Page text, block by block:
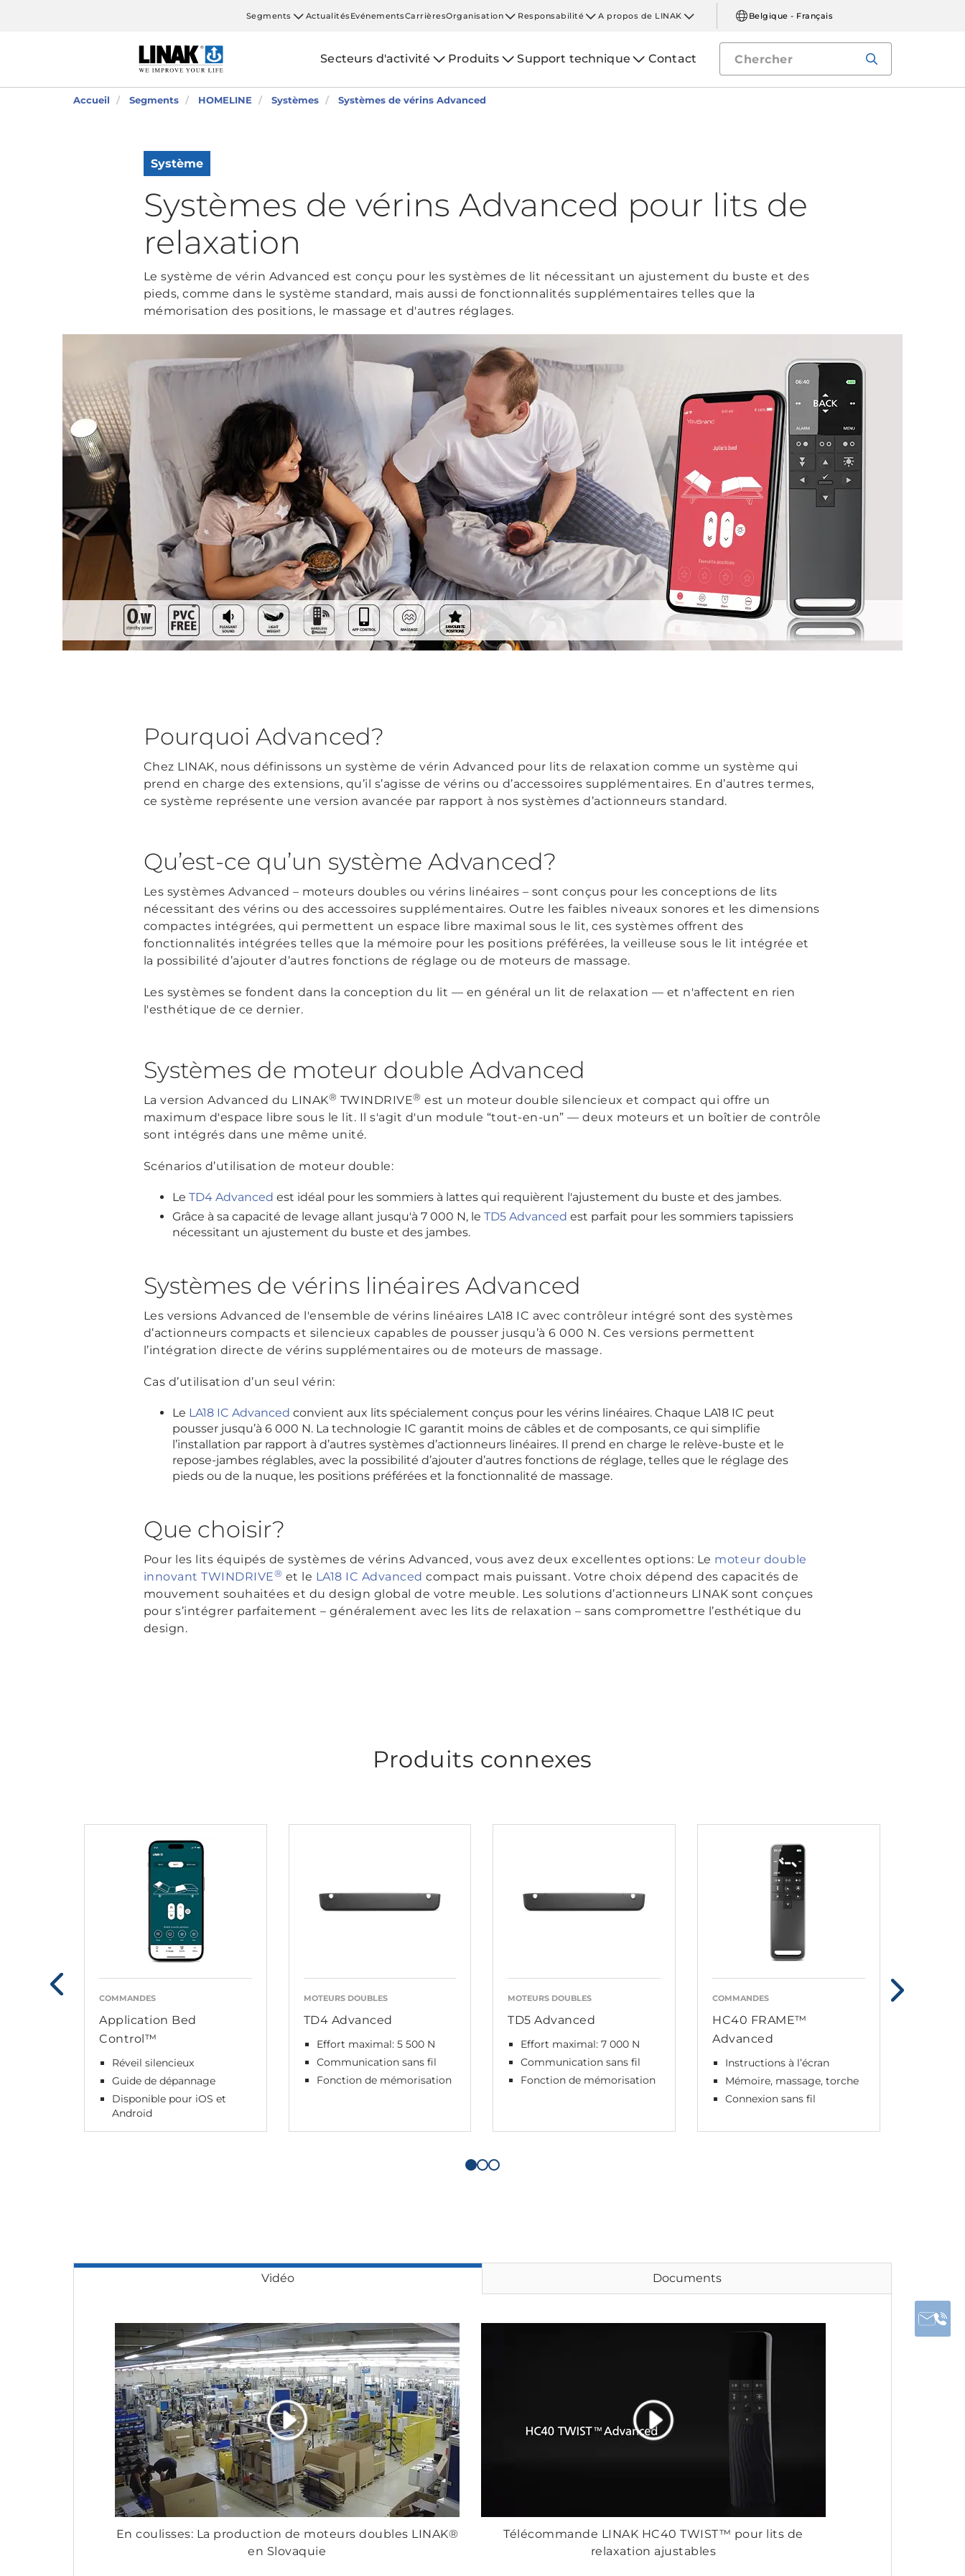
Segments ActualitésEvénementsCarrièresOrganisation Responsabilité A propos de LINAK Belgique - Français
Secteurs d'activité Produits Support technique Contact
Accueil Segments HOMELINE Systèmes Systèmes de vérins Advanced
Système
Systèmes de vérins Advanced pour lits de
relaxation
Le système de vérin Advanced est conçu pour les systèmes de lit nécessitant un ajustement du buste et des
pieds, comme dans le système standard, mais aussi de fonctionnalités supplémentaires telles que la
mémorisation des positions, le massage et d'autres réglages.
Pourquoi Advanced?
Chez LINAK, nous définissons un système de vérin Advanced pour lits de relaxation comme un système qui
prend en charge des extensions, qu’il s’agisse de vérins ou d’accessoires supplémentaires. En d’autres termes,
ce système représente une version avancée par rapport à nos systèmes d’actionneurs standard.
Qu’est-ce qu’un système Advanced?
Les systèmes Advanced – moteurs doubles ou vérins linéaires – sont conçus pour les conceptions de lits
nécessitant des vérins ou des accessoires supplémentaires. Outre les faibles niveaux sonores et les dimensions
compactes intégrées, qui permettent un espace libre maximal sous le lit, ces systèmes offrent des
fonctionnalités intégrées telles que la mémoire pour les positions préférées, la veilleuse sous le lit intégrée et
la possibilité d’ajouter d’autres fonctions de réglage ou de moteurs de massage.
Les systèmes se fondent dans la conception du lit — en général un lit de relaxation — et n'affectent en rien
l'esthétique de ce dernier.
Systèmes de moteur double Advanced
La version Advanced du LINAK® TWINDRIVE® est un moteur double silencieux et compact qui offre un
maximum d'espace libre sous le lit. Il s'agit d'un module “tout-en-un” — deux moteurs et un boîtier de contrôle
sont intégrés dans une même unité.
Scénarios d’utilisation de moteur double:
Le TD4 Advanced est idéal pour les sommiers à lattes qui requièrent l'ajustement du buste et des jambes.
Grâce à sa capacité de levage allant jusqu'à 7 000 N, le TD5 Advanced est parfait pour les sommiers tapissiers
nécessitant un ajustement du buste et des jambes.
Systèmes de vérins linéaires Advanced
Les versions Advanced de l'ensemble de vérins linéaires LA18 IC avec contrôleur intégré sont des systèmes
d’actionneurs compacts et silencieux capables de pousser jusqu’à 6 000 N. Ces versions permettent
l’intégration directe de vérins supplémentaires ou de moteurs de massage.
Cas d’utilisation d’un seul vérin:
Le LA18 IC Advanced convient aux lits spécialement conçus pour les vérins linéaires. Chaque LA18 IC peut
pousser jusqu’à 6 000 N. La technologie IC garantit moins de câbles et de composants, ce qui simplifie
l’installation par rapport à d’autres systèmes d’actionneurs linéaires. Il prend en charge le relève-buste et le
repose-jambes réglables, avec la possibilité d’ajouter d’autres fonctions de réglage, telles que le réglage des
pieds ou de la nuque, les positions préférées et la fonctionnalité de massage.
Que choisir?
Pour les lits équipés de systèmes de vérins Advanced, vous avez deux excellentes options: Le moteur double
innovant TWINDRIVE® et le LA18 IC Advanced compact mais puissant. Votre choix dépend des capacités de
mouvement souhaitées et du design global de votre meuble. Les solutions d’actionneurs LINAK sont conçues
pour s’intégrer parfaitement – généralement avec les lits de relaxation – sans compromettre l’esthétique du
design.
Produits connexes
COMMANDES
Application Bed
Control™
Réveil silencieux
Guide de dépannage
Disponible pour iOS et
Android
MOTEURS DOUBLES
TD4 Advanced
Effort maximal: 5 500 N
Communication sans fil
Fonction de mémorisation
MOTEURS DOUBLES
TD5 Advanced
Effort maximal: 7 000 N
Communication sans fil
Fonction de mémorisation
COMMANDES
HC40 FRAME™
Advanced
Instructions à l’écran
Mémoire, massage, torche
Connexion sans fil
Vidéo Documents
En coulisses: La production de moteurs doubles LINAK®
en Slovaquie
Télécommande LINAK HC40 TWIST™ pour lits de
relaxation ajustables